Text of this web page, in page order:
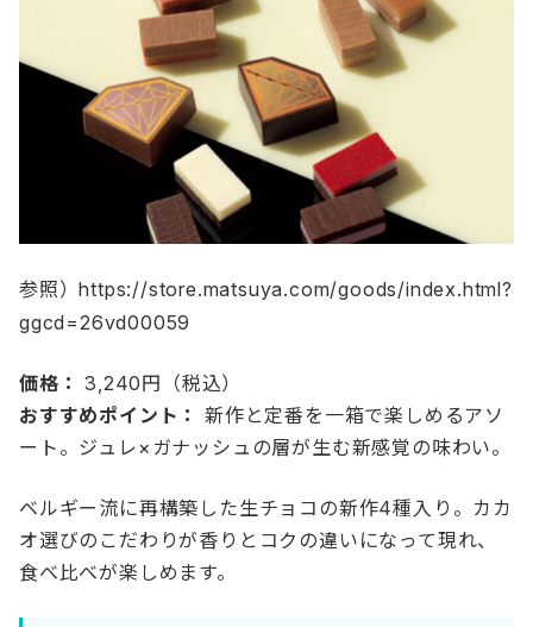
参照）https://store.matsuya.com/goods/index.html?
ggcd=26vd00059
価格： 3,240円（税込）
おすすめポイント：
新作と定番を一箱で楽しめるアソ
ート。ジュレ×ガナッシュの層が生む新感覚の味わい。
ベルギー流に再構築した生チョコの新作4種入り。カカ
オ選びのこだわりが香りとコクの違いになって現れ、
食べ比べが楽しめます。